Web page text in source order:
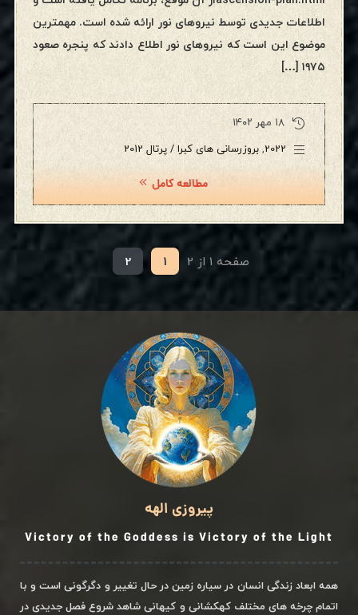
اطلاعات جدیدی توسط نیروهای نور ارائه شده است. مهمترین
موضوع این است که نیروهای نور اطلاع دادند که پنجره صعود
۱۹۷۵ […]
۱۸ مهر ۱۴۰۲
2022
, بروزرسانی های کبرا / پرتال 2012
مطالعه کامل
صفحه 1 از 2 1
2
پیروزی الهه
Victory of the Goddess is Victory of the Light
همه ابعاد زندگی انسان در سیاره زمین در حال تغییر و دگرگونی است و با
اتمام چرخه های مختلف کهکشانی و کیهانی شاهد شروع فصل جدیدی در